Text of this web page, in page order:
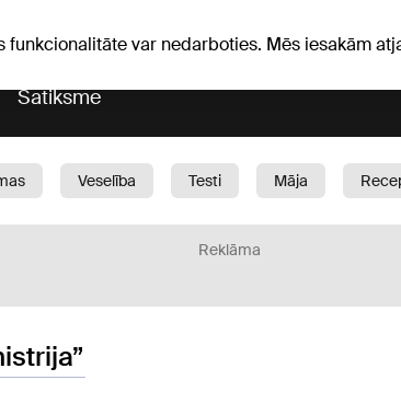
var nedarboties. Mēs iesakām
Satiksme
Veselība Testi Māja
Reklāma